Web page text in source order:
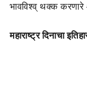
भावविश्व् थक्क
महाराष्ट्र दिनाचा